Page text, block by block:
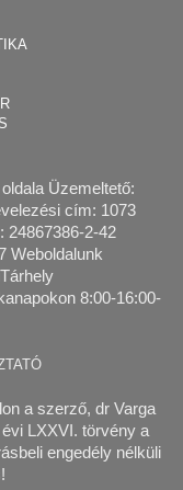
oldala Üzemeltető:
cím: 1073
24867386-2-42
Weboldalunk
8:00-16:00-
a szerző, dr Varga
LXXVI. törvény a
engedély nélküli